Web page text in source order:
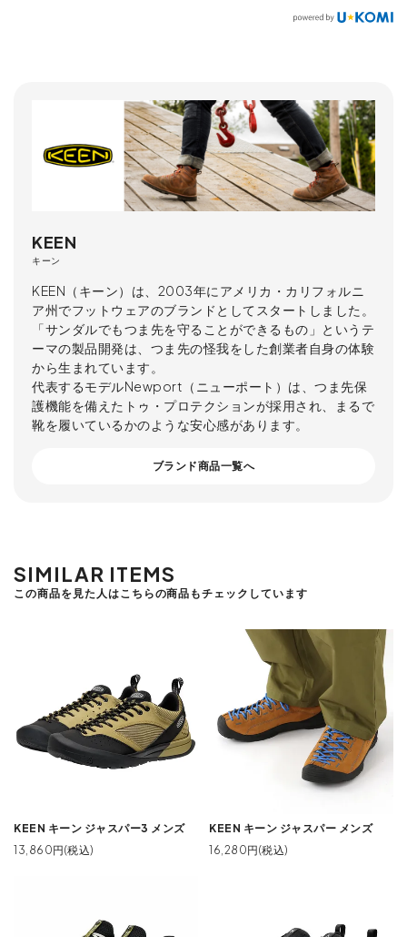
KEEN
キーン
KEEN（キーン）は、2003年にアメリカ・カリフォルニ
ア州でフットウェアのブランドとしてスタートしました。
「サンダルでもつま先を守ることができるもの」というテ
ーマの製品開発は、つま先の怪我をした創業者自身の体験
から生まれています。
代表するモデルNewport（ニューポート）は、つま先保
護機能を備えたトゥ・プロテクションが採用され、まるで
靴を履いているかのような安心感があります。
ブランド商品一覧へ
SIMILAR ITEMS
この商品を見た人はこちらの商品もチェックしています
KEEN キーン ジャスパー3 メンズ
13,860円(税込)
KEEN キーン ジャスパー メンズ
16,280円(税込)